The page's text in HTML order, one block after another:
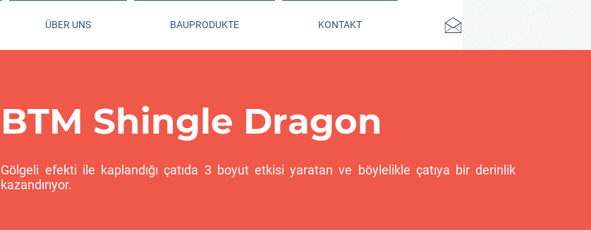
ÜBER UNS BAUPRODUKTE KONTAKT
BTM Shingle Dragon
Gölgeli efekti ile kaplandığı çatıda 3 boyut etkisi yaratan ve böylelikle çatıya bir derinlik
kazandırıyor.